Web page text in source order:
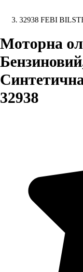
32938 FEBI
Моторна
32938